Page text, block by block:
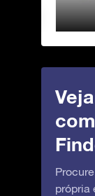
própria